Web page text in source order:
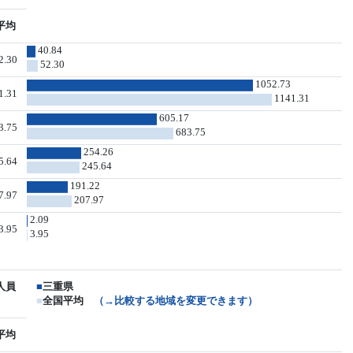
均
40.84
52.30
1052.73
1141.31
605.17
683.75
254.26
245.64
191.22
207.97
2.09
3.95
員 ■三重県
■全国平均 （→比較する地域を変更できます）
均